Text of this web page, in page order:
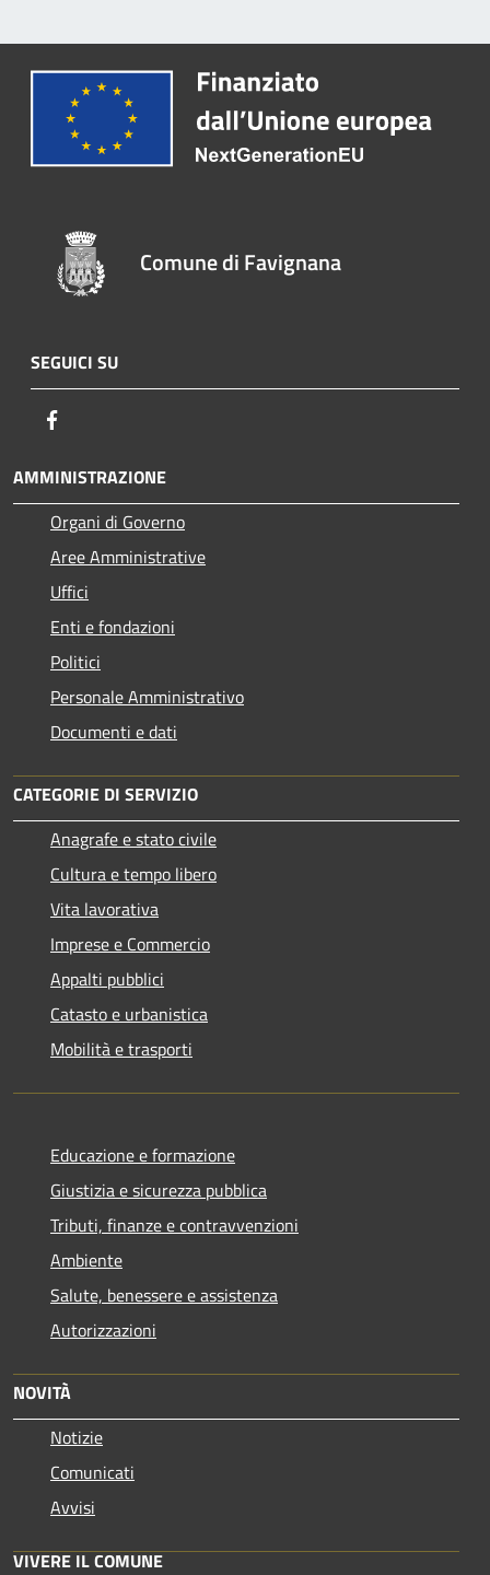
Comune di Favignana
SEGUICI SU
AMMINISTRAZIONE
Organi di Governo
Aree Amministrative
Uffici
Enti e fondazioni
Politici
Personale Amministrativo
Documenti e dati
CATEGORIE DI SERVIZIO
Anagrafe e stato civile
Cultura e tempo libero
Vita lavorativa
Imprese e Commercio
Appalti pubblici
Catasto e urbanistica
Mobilità e trasporti
Educazione e formazione
Giustizia e sicurezza pubblica
Tributi, finanze e contravvenzioni
Ambiente
Salute, benessere e assistenza
Autorizzazioni
NOVITÀ
Notizie
Comunicati
Avvisi
VIVERE IL COMUNE